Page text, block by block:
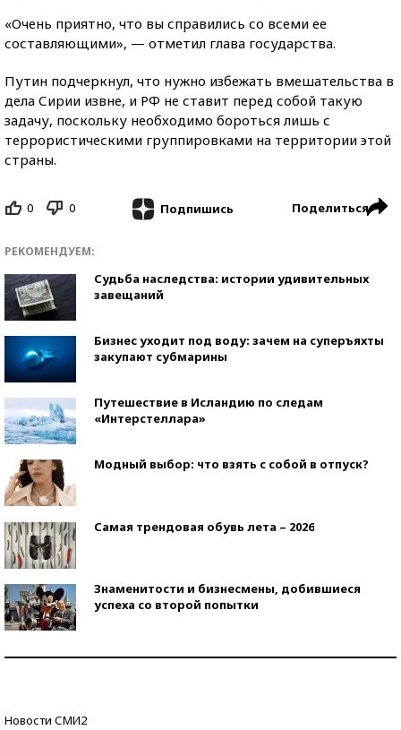
«Очень приятно, что вы справились со всеми ее
составляющими», — отметил глава государства.
Путин подчеркнул, что нужно избежать вмешательства в
дела Сирии извне, и РФ не ставит перед собой такую
задачу, поскольку необходимо бороться лишь с
террористическими группировками на территории этой
страны.
0 0 Подпишись Поделиться
РЕКОМЕНДУЕМ:
Судьба наследства: истории удивительных
завещаний
Бизнес уходит под воду: зачем на суперъяхты
закупают субмарины
Путешествие в Исландию по следам
«Интерстеллара»
Модный выбор: что взять с собой в отпуск?
Самая трендовая обувь лета – 2026
Знаменитости и бизнесмены, добившиеся
успеха со второй попытки
Новости СМИ2